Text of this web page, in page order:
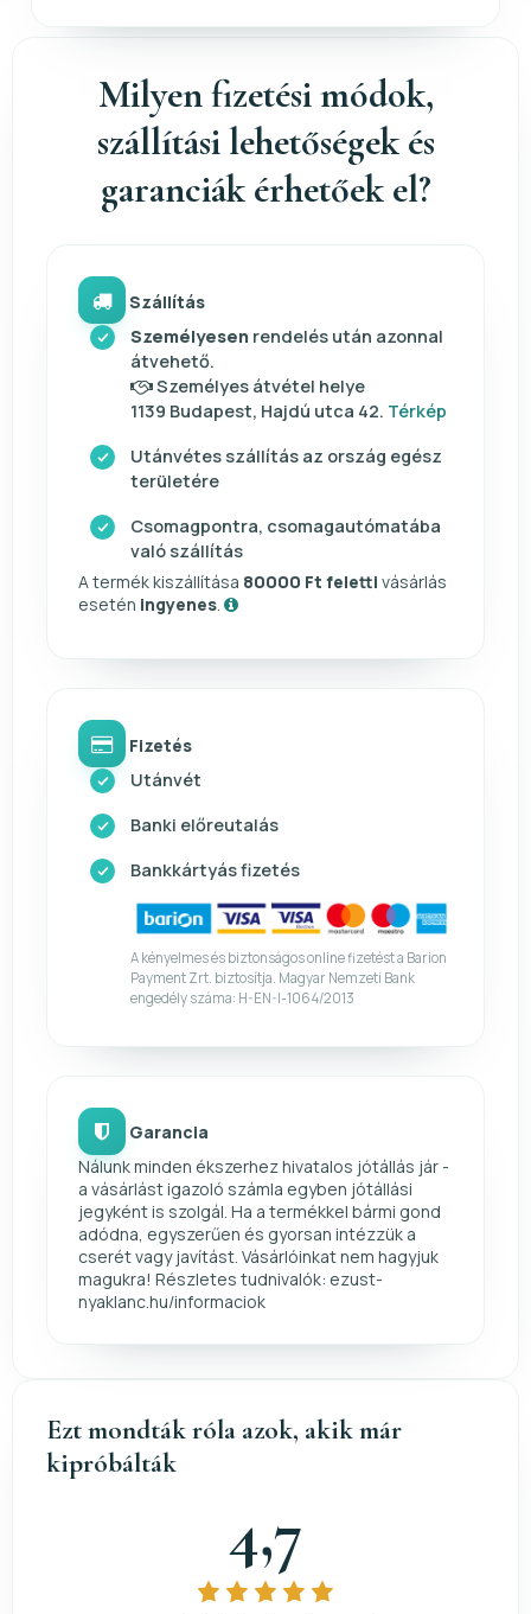
Milyen fizetési módok,
szállítási lehetőségek és
garanciák érhetőek el?
Szállítás
Személyesen rendelés után azonnal
átvehető.
Személyes átvétel helye
1139 Budapest, Hajdú utca 42. Térkép
Utánvétes szállítás az ország egész
területére
Csomagpontra, csomagautómatába
való szállítás
A termék kiszállítása 80000 Ft feletti vásárlás
esetén ingyenes.
Fizetés
Utánvét
Banki előreutalás
Bankkártyás fizetés
A kényelmes és biztonságos online fizetést a Barion
Payment Zrt. biztosítja. Magyar Nemzeti Bank
engedély száma: H-EN-I-1064/2013
Garancia
Nálunk minden ékszerhez hivatalos jótállás jár -
a vásárlást igazoló számla egyben jótállási
jegyként is szolgál. Ha a termékkel bármi gond
adódna, egyszerűen és gyorsan intézzük a
cserét vagy javítást. Vásárlóinkat nem hagyjuk
magukra! Részletes tudnivalók: ezust-
nyaklanc.hu/informaciok
Ezt mondták róla azok, akik már
kipróbálták
4,7